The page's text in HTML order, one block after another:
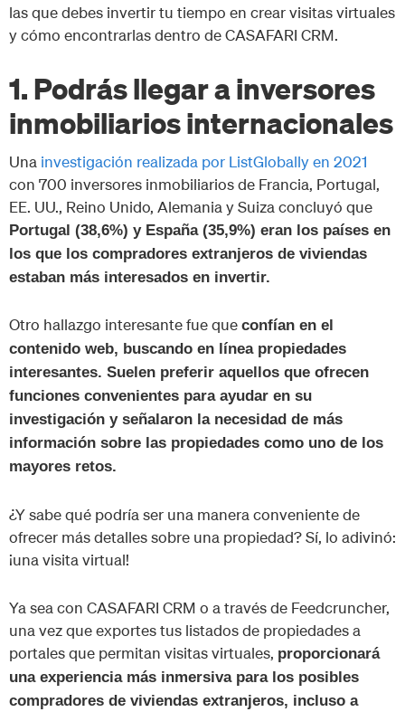
las que debes invertir tu tiempo en crear visitas virtuales
y cómo encontrarlas dentro de CASAFARI CRM.
1. Podrás llegar a inversores
inmobiliarios internacionales
Una investigación realizada por ListGlobally en 2021
con 700 inversores inmobiliarios de Francia, Portugal,
EE. UU., Reino Unido, Alemania y Suiza concluyó que
Portugal (38,6%) y España (35,9%) eran los países en
los que los compradores extranjeros de viviendas
estaban más interesados ​​en invertir.
Otro hallazgo interesante fue que confían en el
contenido web, buscando en línea propiedades
interesantes. Suelen preferir aquellos que ofrecen
funciones convenientes para ayudar en su
investigación y señalaron la necesidad de más
información sobre las propiedades como uno de los
mayores retos.
¿Y sabe qué podría ser una manera conveniente de
ofrecer más detalles sobre una propiedad? Sí, lo adivinó:
¡una visita virtual!
Ya sea con CASAFARI CRM o a través de Feedcruncher,
una vez que exportes tus listados de propiedades a
portales que permitan visitas virtuales, proporcionará
una experiencia más inmersiva para los posibles
compradores de viviendas extranjeros, incluso a